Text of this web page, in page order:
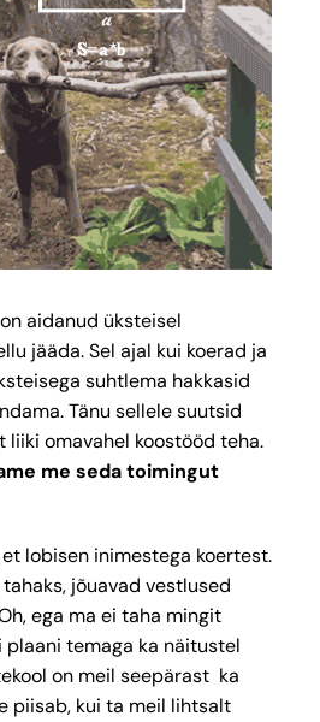
aidanud üksteisel
jääda. Sel ajal kui koerad ja
suhtlema hakkasid
Tänu sellele suutsid
liiki omavahel koostööd teha.
me seda toimingut
lobisen inimestega koertest.
jõuavad vestlused
ega ma ei taha mingit
plaani temaga ka näitustel
on meil seepärast ka
piisab, kui ta meil lihtsalt